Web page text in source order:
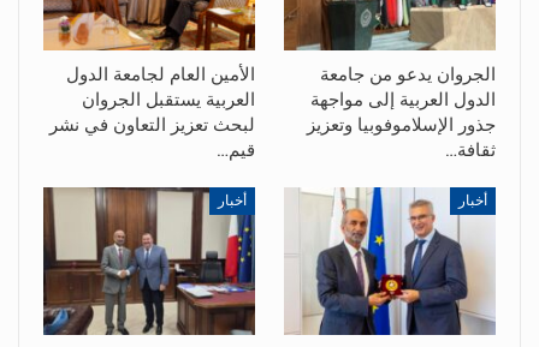
الجروان يدعو من جامعة
الدول العربية إلى مواجهة
جذور الإسلاموفوبيا وتعزيز
ثقافة…
الأمين العام لجامعة الدول
العربية يستقبل الجروان
لبحث تعزيز التعاون في نشر
قيم…
أخبار أخبار